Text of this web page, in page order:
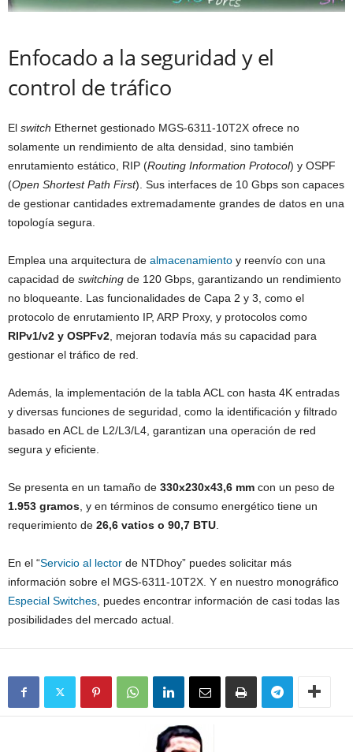
Enfocado a la seguridad y el
control de tráfico
El switch Ethernet gestionado MGS-6311-10T2X ofrece no
solamente un rendimiento de alta densidad, sino también
enrutamiento estático, RIP (Routing Information Protocol) y OSPF
(Open Shortest Path First). Sus interfaces de 10 Gbps son capaces
de gestionar cantidades extremadamente grandes de datos en una
topología segura.
Emplea una arquitectura de almacenamiento y reenvío con una
capacidad de switching de 120 Gbps, garantizando un rendimiento
no bloqueante. Las funcionalidades de Capa 2 y 3, como el
protocolo de enrutamiento IP, ARP Proxy, y protocolos como
RIPv1/v2 y OSPFv2 , mejoran todavía más su capacidad para
gestionar el tráfico de red.
Además, la implementación de la tabla ACL con hasta 4K entradas
y diversas funciones de seguridad, como la identificación y filtrado
basado en ACL de L2/L3/L4, garantizan una operación de red
segura y eficiente.
Se presenta en un tamaño de 330x230x43,6 mm con un peso de
1.953 gramos , y en términos de consumo energético tiene un
requerimiento de 26,6 vatios o 90,7 BTU
En el “Servicio al lector de NTDhoy” puedes solicitar más
información sobre el MGS-6311-10T2X. Y en nuestro monográfico
Especial Switches , puedes encontrar información de casi todas las
posibilidades del mercado actual.